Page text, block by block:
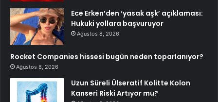
Ece Erken’den ‘yasak aşk’ açıklaması:
Hukuki yollara başvuruyor
Ağustos 8, 2026
Rocket Companies hissesi bugün neden toparlanıyor?
Ağustos 8, 2026
Uzun Süreli Ülseratif Kolitte Kolon
Kanseri Riski Artıyor mu?